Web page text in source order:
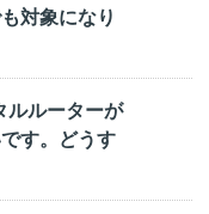
対象になり
ルルーターが
す。どうす